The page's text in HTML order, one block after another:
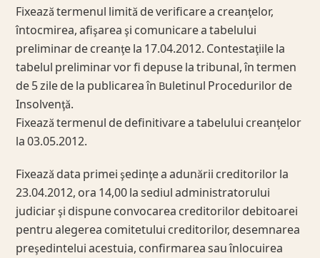
Fixează termenul limită de verificare a creanţelor,
întocmirea, afişarea şi comunicare a tabelului
preliminar de creanţe la 17.04.2012. Contestaţiile la
tabelul preliminar vor fi depuse la tribunal, în termen
de 5 zile de la publicarea în Buletinul Procedurilor de
Insolvenţă.
Fixează termenul de definitivare a tabelului creanţelor
la 03.05.2012.
Fixează data primei şedinţe a adunării creditorilor la
23.04.2012, ora 14,00 la sediul administratorului
judiciar şi dispune convocarea creditorilor debitoarei
pentru alegerea comitetului creditorilor, desemnarea
preşedintelui acestuia, confirmarea sau înlocuirea